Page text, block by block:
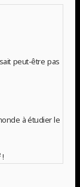
peut-être pas
à étudier le